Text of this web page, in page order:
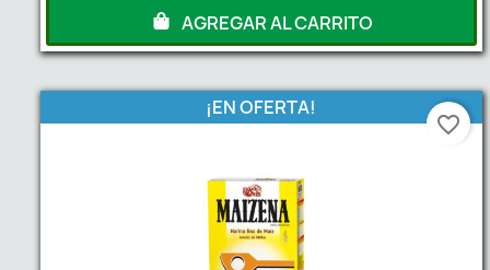
AGREGAR AL CARRITO
¡EN OFERTA!
favorite_border